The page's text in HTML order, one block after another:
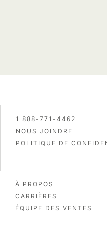
1 888-771-4462
NOUS JOINDRE
POLITIQUE DE
À PROPOS
CARRIÈRES
ÉQUIPE DES VENTES